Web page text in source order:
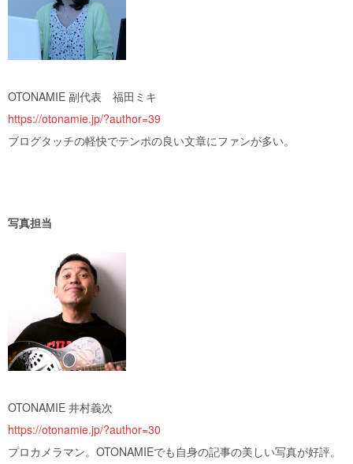
OTONAMIE 副代表 福田ミキ
https://otonamie.jp/?author=39
ブログタッチの軽快でテンポの良い文章にファンが多い。
写真担当
OTONAMIE 井村義次
https://otonamie.jp/?author=30
プロカメラマン。OTONAMIEでも自身の記事の美しい写真が好評。